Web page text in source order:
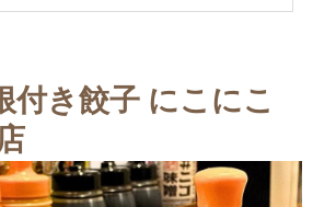
付き餃子 にこにこ